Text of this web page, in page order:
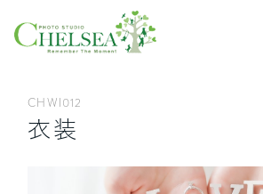
衣装
CHWI012